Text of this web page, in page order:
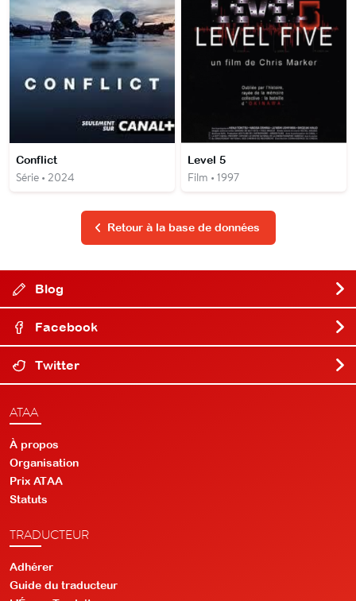
Conflict
Série • 2024
Level 5
Film • 1997
Retour à la base de données
Blog
Facebook
Twitter
ATAA
À propos
Organisation
Prix ATAA
Statuts
TRADUCTEUR
Adhérer
Guide du traducteur